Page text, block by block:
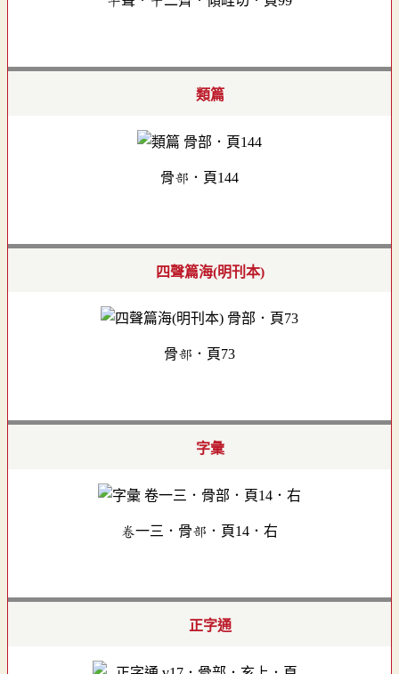
類篇
骨部．頁144
四聲篇海(明刊本)
骨部．頁73
字彙
卷一三．骨部．頁14．右
正字通